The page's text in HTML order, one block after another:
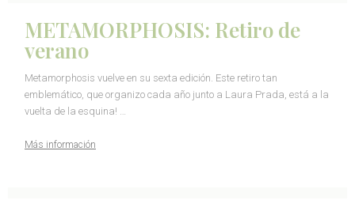
METAMORPHOSIS: Retiro de
verano
Metamorphosis vuelve en su sexta edición. Este retiro tan
emblemático, que organizo cada año junto a Laura Prada, está a la
vuelta de la esquina! …
Más información